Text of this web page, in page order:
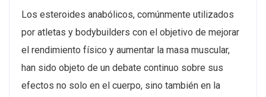
Los esteroides anabólicos, comúnmente utilizados
por atletas y bodybuilders con el objetivo de mejorar
el rendimiento físico y aumentar la masa muscular,
han sido objeto de un debate continuo sobre sus
efectos no solo en el cuerpo, sino también en la